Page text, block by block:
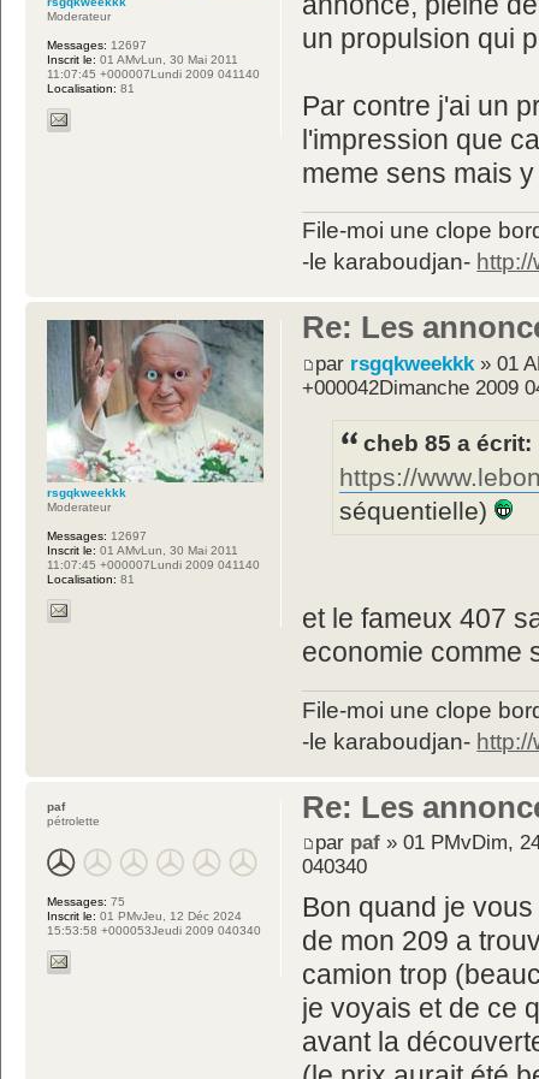
un propulsion qui
Par contre j'ai un
l'impression que
meme sens mais
File-moi une clope
-le karaboudjan-
Moderateur
Messages: 12697
Inscrit le: 01 AMvLun, 30 Mai 2011
11:07:45 +000007Lundi 2009 041140
Localisation: 81
Re: Les
par rsgqkweekkk » 01
+000042Dimanche 2009
cheb 85 a écrit:
https://
séquentielle)
et le fameux 407
economie comme
File-moi une clope
-le karaboudjan-
rsgqkweekkk
Moderateur
Messages: 12697
Inscrit le: 01 AMvLun, 30 Mai 2011
11:07:45 +000007Lundi 2009 041140
Localisation: 81
Re: Les
par paf » 01 PMvDim,
040340
Bon quand je
de mon 209 a
camion trop
je voyais et de ce
avant la
paf
pétrolette
Messages: 75
Inscrit le: 01 PMvJeu, 12 Déc 2024
15:53:58 +000053Jeudi 2009 040340